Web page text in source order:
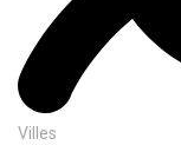
Villes